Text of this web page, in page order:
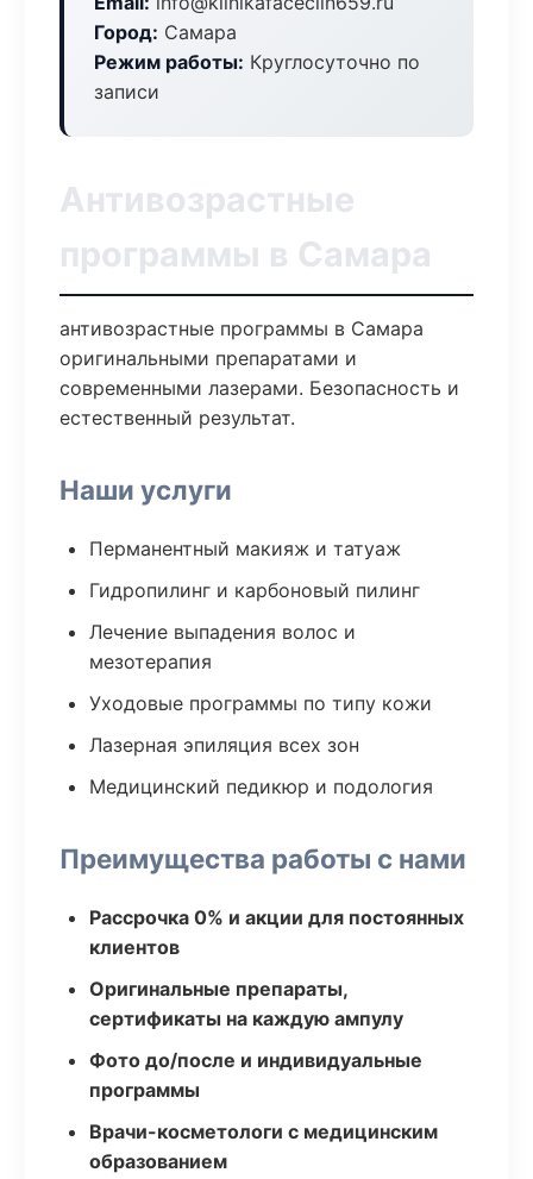
Город: Самара
Режим работы: Круглосуточно по
записи
Антивозрастные
программы в Самара
антивозрастные программы в Самара
оригинальными препаратами и
современными лазерами. Безопасность и
естественный результат.
Наши услуги
Перманентный макияж и татуаж
Гидропилинг и карбоновый пилинг
Лечение выпадения волос и
мезотерапия
Уходовые программы по типу кожи
Лазерная эпиляция всех зон
Медицинский педикюр и подология
Преимущества работы с нами
Рассрочка 0% и акции для постоянных
клиентов
Оригинальные препараты,
сертификаты на каждую ампулу
Фото до/после и индивидуальные
программы
Врачи-косметологи с медицинским
образованием